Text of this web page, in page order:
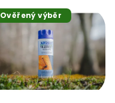
Ověřený výběr